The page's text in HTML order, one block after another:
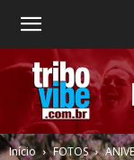
Início FOTOS